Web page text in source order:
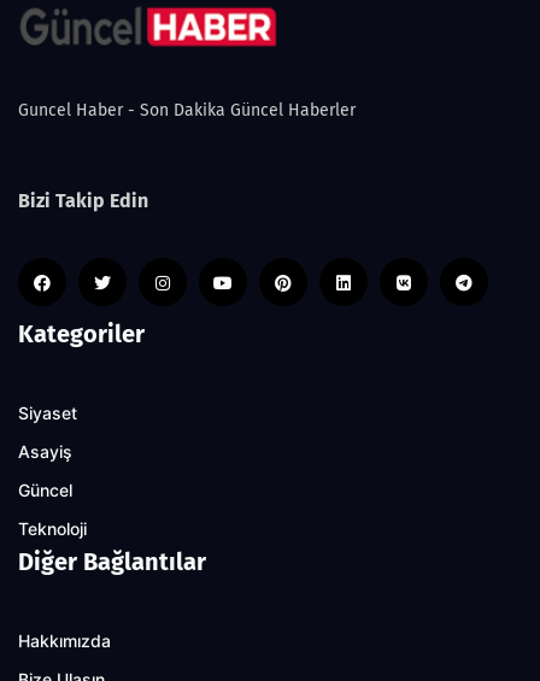
Guncel Haber - Son Dakika Güncel Haberler
Bizi Takip Edin
Kategoriler
Siyaset
Asayiş
Güncel
Teknoloji
Diğer Bağlantılar
Hakkımızda